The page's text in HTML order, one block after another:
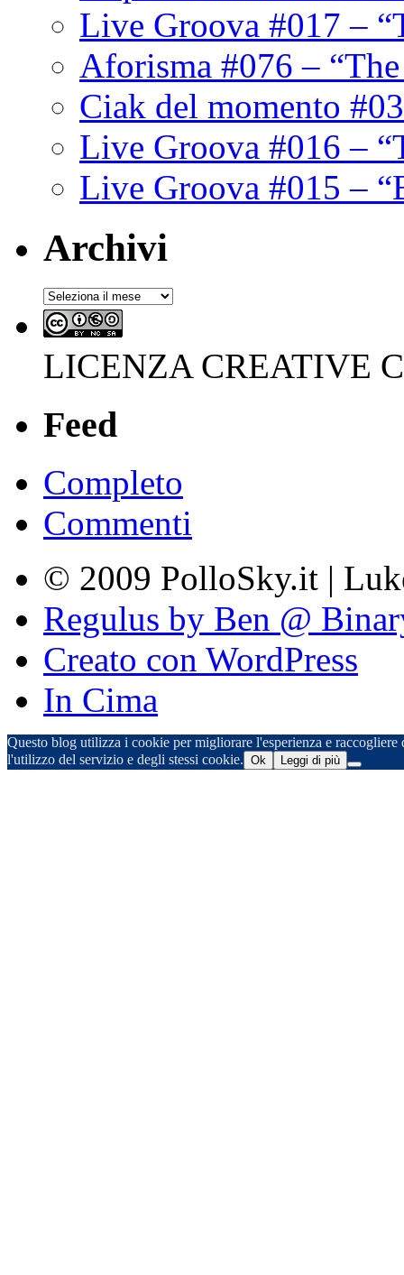
Live Groova #017 –
Aforisma #076 –
Ciak del momento
Live Groova #016 –
Live Groova #015 –
Archivi
Archivi
LICENZA CREATIVE
Feed
Completo
Commenti
© 2009 PolloSky.it |
Regulus by Ben @
Creato con WordPress
In Cima
Questo blog utilizza i cookie per migliorare l'esperienza e
l'utilizzo del servizio e degli stessi cookie. Ok Leggi di più